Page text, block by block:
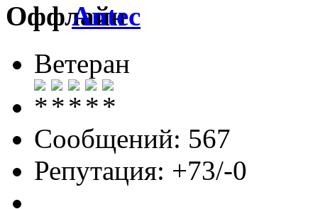
Antec
Ветеран
Сообщений: 567
Репутация: +73/-0